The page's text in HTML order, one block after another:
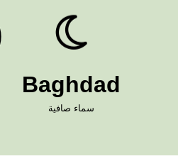
Baghdad
سماء صافية